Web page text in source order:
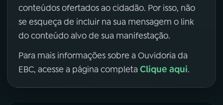
conteúdos ofertados ao cidadão. Por isso, não
se esqueça de incluir na sua mensagem o link
do conteúdo alvo de sua manifestação.
Para mais informações sobre a Ouvidoria da
EBC, acesse a página completa Clique aqui.